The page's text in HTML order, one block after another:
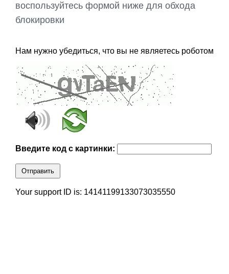
воспользуйтесь формой ниже для обхода
блокировки
Нам нужно убедиться, что вы не являетесь роботом
Введите код с картинки:
Отправить
Your support ID is: 14141199133073035550